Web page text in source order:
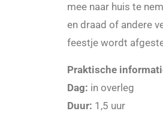
mee naar huis te
en draad of andere
feestje wordt
Praktische
Dag: in overleg
Duur: 1,5 uur